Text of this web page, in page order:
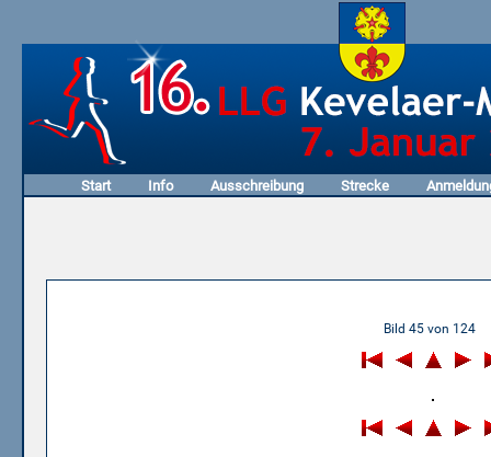
Start Info Ausschreibung Strecke
Bild 45 von 124